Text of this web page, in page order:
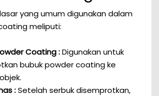
yang umum digunakan dalam
meliputi:
Coating :Digunakan untuk
bubuk powder coating ke
:Setelah serbuk disemprotkan,